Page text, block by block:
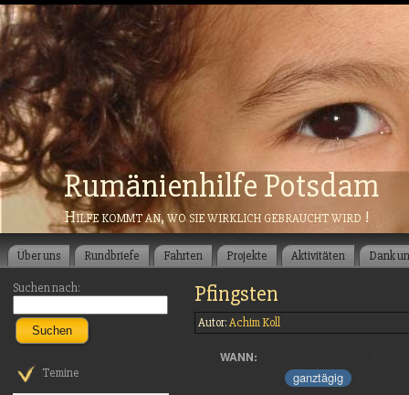
Rumänienhilfe Potsdam
Hilfe kommt an, wo sie wirklich gebraucht wird !
Über uns Rundbriefe Fahrten Projekte Aktivitäten Dank
Suchen nach:
Suchen
Temine
Pfingsten
Autor:Achim Koll
WANN:
ganztägig